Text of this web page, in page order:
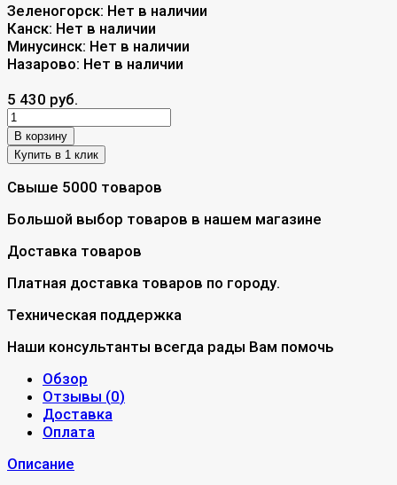
Зеленогорск: Нет в наличии
Канск: Нет в наличии
Минусинск: Нет в наличии
Назарово: Нет в наличии
5 430 руб.
В корзину
Свыше 5000 товаров
Большой выбор товаров в нашем магазине
Доставка товаров
Платная доставка товаров по городу.
Техническая поддержка
Наши консультанты всегда рады Вам помочь
Обзор
Отзывы (0)
Доставка
Оплата
Описание